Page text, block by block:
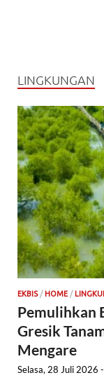
LINGKUNGAN
EKBIS/ HOME /
Pemulihkan
Gresik
Mengare
Selasa, 28 Juli 2026